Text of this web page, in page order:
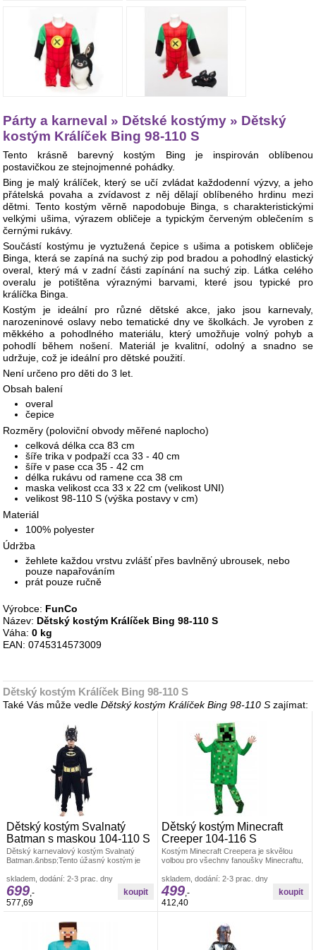
Párty a karneval » Dětské kostýmy » Dětský
kostým Králíček Bing 98-110 S
Tento krásně barevný kostým Bing je inspirován oblíbenou
postavičkou ze stejnojmenné pohádky.
Bing je malý králíček, který se učí zvládat každodenní výzvy, a jeho
přátelská povaha a zvídavost z něj dělají oblíbeného hrdinu mezi
dětmi. Tento kostým věrně napodobuje Binga, s charakteristickými
velkými ušima, výrazem obličeje a typickým červeným oblečením s
černými rukávy.
Součástí kostýmu je vyztužená čepice s ušima a potiskem obličeje
Binga, která se zapíná na suchý zip pod bradou a pohodlný elastický
overal, který má v zadní části zapínání na suchý zip. Látka celého
overalu je potištěna výraznými barvami, které jsou typické pro
králíčka Binga.
Kostým je ideální pro různé dětské akce, jako jsou karnevaly,
narozeninové oslavy nebo tematické dny ve školkách. Je vyroben z
měkkého a pohodlného materiálu, který umožňuje volný pohyb a
pohodlí během nošení. Materiál je kvalitní, odolný a snadno se
udržuje, což je ideální pro dětské použití.
Není určeno pro děti do 3 let.
Obsah balení
overal
čepice
Rozměry (poloviční obvody měřené naplocho)
celková délka cca 83 cm
šíře trika v podpaží cca 33 - 40 cm
šíře v pase cca 35 - 42 cm
délka rukávu od ramene cca 38 cm
maska velikost cca 33 x 22 cm (velikost UNI)
velikost 98-110 S (výška postavy v cm)
Materiál
100% polyester
Údržba
žehlete každou vrstvu zvlášť přes bavlněný ubrousek, nebo
pouze napařováním
prát pouze ručně
Výrobce: FunCo
Název: Dětský kostým Králíček Bing 98-110 S
Váha:0 kg
EAN: 0745314573009
Dětský kostým Králíček Bing 98-110 S
Také Vás může vedleDětský kostým Králíček Bing 98-110 S zajímat:
Dětský kostým Svalnatý
Batman s maskou 104-110 S
Dětský karnevalový kostým Svalnatý
Batman.&nbsp;Tento úžasný kostým je
skladem, dodání: 2-3 prac. dny
699 ,-
577,69
Dětský kostým Minecraft
Creeper 104-116 S
Kostým Minecraft Creepera je skvělou
volbou pro všechny fanoušky Minecraftu,
skladem, dodání: 2-3 prac. dny
499,-
412,40